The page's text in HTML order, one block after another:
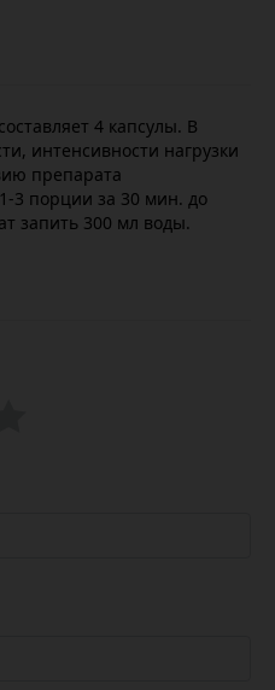
4 капсулы. В
интенсивности нагрузки
препарата
3 порции за 30 мин. до
запить 300 мл воды.